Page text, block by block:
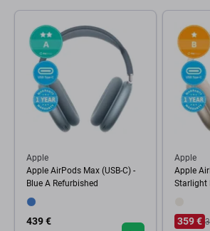
Apple
Apple AirPods Max (USB-C) -
Blue A Refurbished
439 €
Apple
Apple
Starlight
359 €